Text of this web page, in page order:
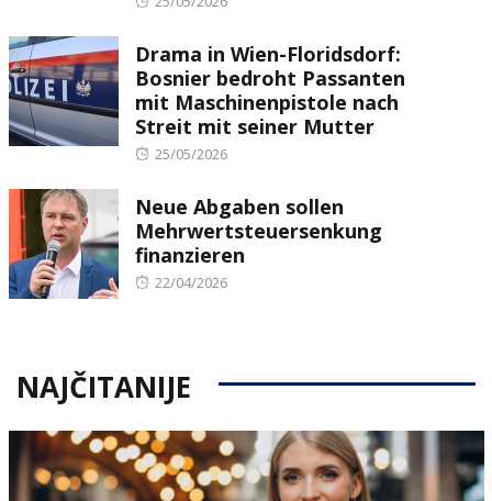
Drama in Wien-Floridsdorf:
Bosnier bedroht Passanten
mit Maschinenpistole nach
Streit mit seiner Mutter
Posted
25/05/2026
Neue Abgaben sollen
Mehrwertsteuersenkung
finanzieren
Posted
22/04/2026
NAJČITANIJE